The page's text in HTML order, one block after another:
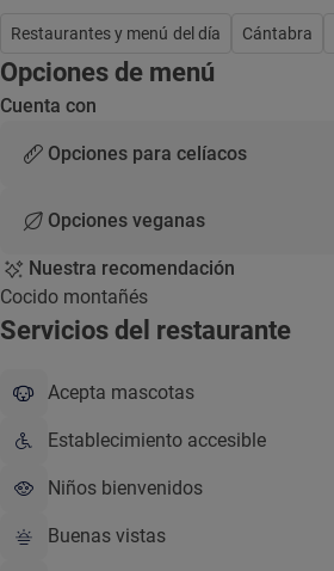
Restaurantes y menú del día Cántabra
Opciones de menú
Cuenta con
Opciones para celíacos
Opciones veganas
Nuestra recomendación
Cocido montañés
Servicios del restaurante
Acepta mascotas
Establecimiento accesible
Niños bienvenidos
Buenas vistas